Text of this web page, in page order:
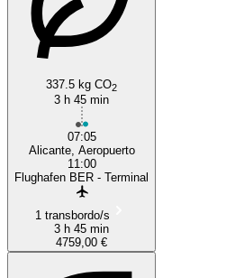
337.5 kg CO2
3 h 45 min
07:05
Alicante, Aeropuerto
11:00
Flughafen BER - Terminal
1 transbordo/s
3 h 45 min
4759,00 €